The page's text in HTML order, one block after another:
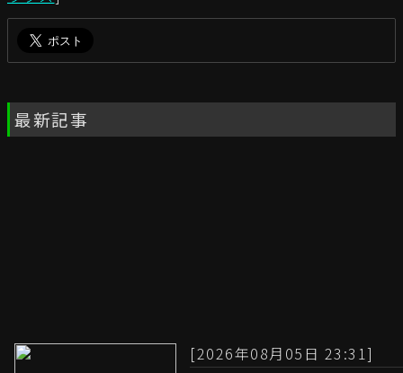
最新記事
[2026年08月05日 23:31]